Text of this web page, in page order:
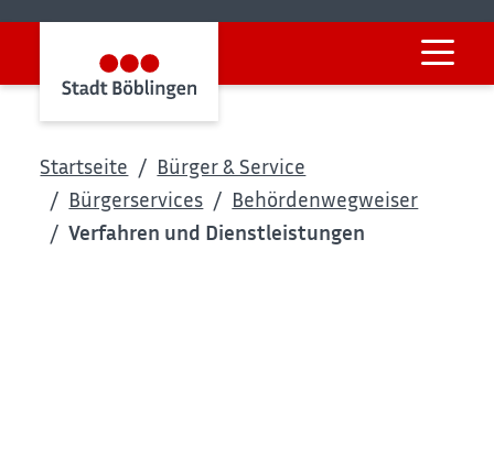
Startseite
Bürger & Service
Bürgerservices
Behördenwegweiser
Verfahren und Dienstleistungen